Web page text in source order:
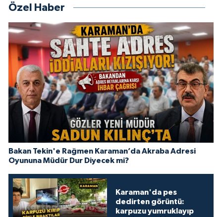
Özel Haber
Bakan Tekin'e Rağmen Karaman’da Akraba Adresi
Oyununa Müdür Dur Diyecek mi?
Karaman'da pes
dedirten görüntü:
karpuzu yumruklayıp